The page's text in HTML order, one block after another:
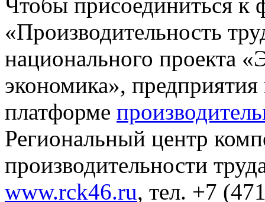
«Производительность
национального проекта
экономика», предприятия
платформе
Региональный центр
производительности
www.rck46.ru, тел. +7